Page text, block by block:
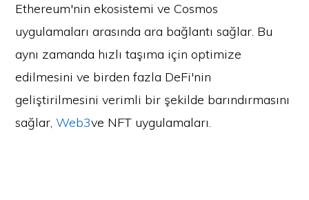
Ethereum'nin ekosistemi ve Cosmos
uygulamaları arasında ara bağlantı sağlar. Bu
aynı zamanda hızlı taşıma için optimize
edilmesini ve birden fazla DeFi'nin
geliştirilmesini verimli bir şekilde barındırmasını
sağlar,Web3ve NFT uygulamaları.